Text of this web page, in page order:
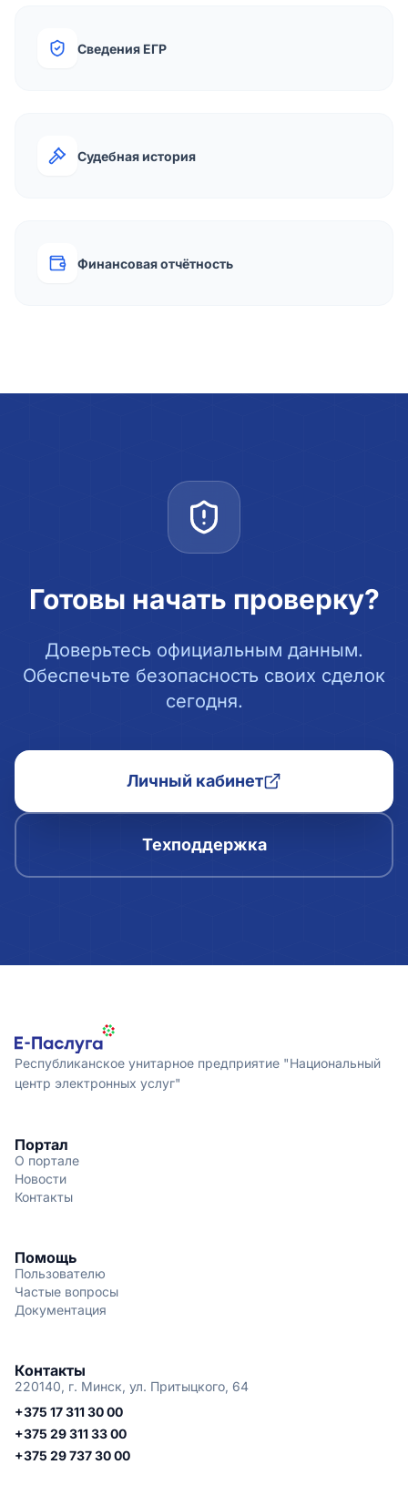
Сведения ЕГР
Судебная история
Финансовая отчётность
Готовы начать проверку?
Доверьтесь официальным данным.
Обеспечьте безопасность своих сделок
сегодня.
Личный кабинет
Техподдержка
Республиканское унитарное предприятие "Национальный
центр электронных услуг"
Портал
О портале
Новости
Контакты
Помощь
Пользователю
Частые вопросы
Документация
Контакты
220140, г. Минск, ул. Притыцкого, 64
+375 17 311 30 00
+375 29 311 33 00
+375 29 737 30 00